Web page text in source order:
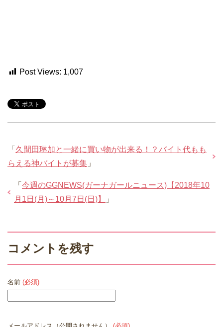
Post Views: 1,007
「 久間田琳加と一緒に買い物が出来る！？バイト代もも
らえる神バイトが募集 」
「 今週のGGNEWS(ガーナガールニュース)【2018年10
月1日(月)～10月7日(日)】
」
コメントを残す
名前 (必須)